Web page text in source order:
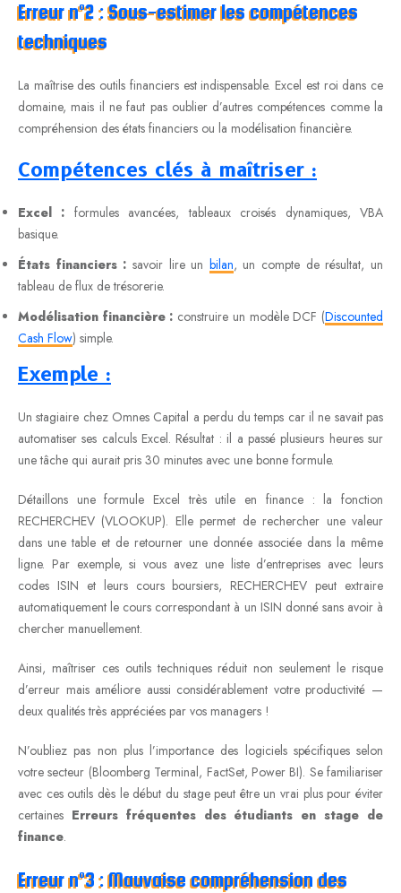
Erreur n°2 : Sous-estimer les compétences
techniques
La maîtrise des outils financiers est indispensable. Excel est roi dans ce
domaine, mais il ne faut pas oublier d’autres compétences comme la
compréhension des états financiers ou la modélisation financière.
Compétences clés à maîtriser :
Excel : formules avancées, tableaux croisés dynamiques, VBA
basique.
États financiers : savoir lire un bilan, un compte de résultat, un
tableau de flux de trésorerie.
Modélisation financière : construire un modèle DCF (Discounted
Cash Flow) simple.
Exemple :
Un stagiaire chez Omnes Capital a perdu du temps car il ne savait pas
automatiser ses calculs Excel. Résultat : il a passé plusieurs heures sur
une tâche qui aurait pris 30 minutes avec une bonne formule.
Détaillons une formule Excel très utile en finance : la fonction
RECHERCHEV (VLOOKUP). Elle permet de rechercher une valeur
dans une table et de retourner une donnée associée dans la même
ligne. Par exemple, si vous avez une liste d’entreprises avec leurs
codes ISIN et leurs cours boursiers, RECHERCHEV peut extraire
automatiquement le cours correspondant à un ISIN donné sans avoir à
chercher manuellement.
Ainsi, maîtriser ces outils techniques réduit non seulement le risque
d’erreur mais améliore aussi considérablement votre productivité —
deux qualités très appréciées par vos managers !
N’oubliez pas non plus l’importance des logiciels spécifiques selon
votre secteur (Bloomberg Terminal, FactSet, Power BI). Se familiariser
avec ces outils dès le début du stage peut être un vrai plus pour éviter
certaines Erreurs fréquentes des étudiants en stage de
finance.
Erreur n°3 : Mauvaise compréhension des